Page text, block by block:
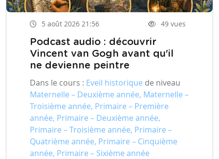
5 août 2026 21:56 49 vues
Podcast audio : découvrir
Vincent van Gogh avant qu'il
ne devienne peintre
Dans le cours : Eveil historique de niveau
Maternelle – Deuxième année, Maternelle –
Troisième année, Primaire – Première
année, Primaire – Deuxième année,
Primaire – Troisième année, Primaire –
Quatrième année, Primaire – Cinquième
année, Primaire – Sixième année